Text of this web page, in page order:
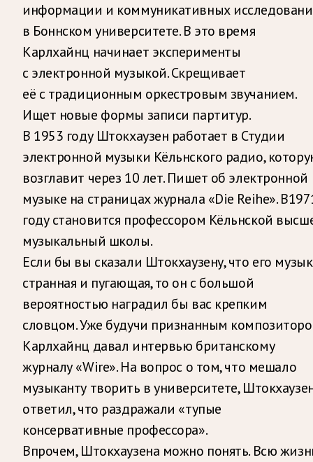
информации и коммуникативных
в Боннском университете. В это время
Карлхайнц начинает эксперименты
с электронной музыкой. Скрещивает
её с традиционным оркестровым звучанием.
Ищет новые формы записи партитур.
В 1953 году Штокхаузен работает в Студии
электронной музыки Кёльнского радио,
возглавит через 10 лет. Пишет об электронной
музыке на страницах журнала «Die Reihe».
году становится профессором Кёльнской
музыкальный школы.
Если бы вы сказали Штокхаузену, что его
странная и пугающая, то он с большой
вероятностью наградил бы вас крепким
словцом. Уже будучи признанным
Карлхайнц давал интервью британскому
журналу «Wire». На вопрос о том, что мешало
музыканту творить в университете,
ответил, что раздражали «тупые
консервативные профессора».
Впрочем, Штокхаузена можно понять. Всю